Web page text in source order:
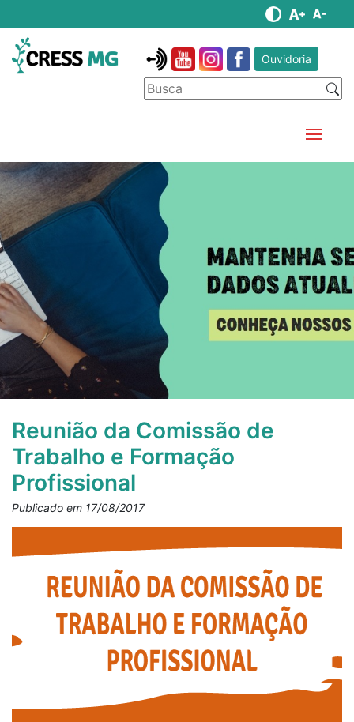
Ouvidoria
Reunião da Comissão de
Trabalho e Formação
Profissional
Publicado em 17/08/2017